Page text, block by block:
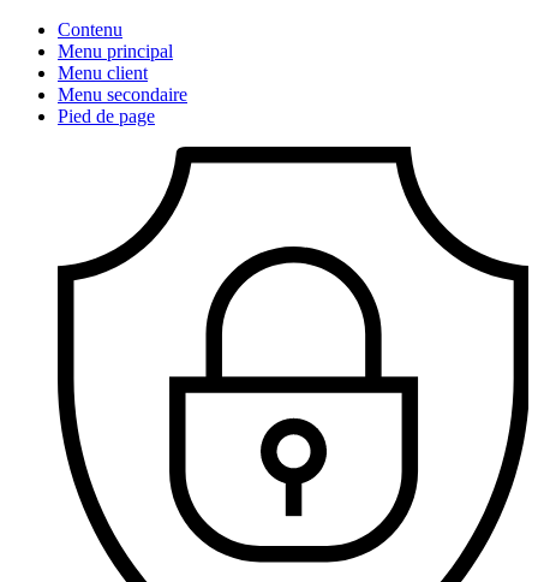
Contenu
Menu principal
Menu client
Menu secondaire
Pied de page